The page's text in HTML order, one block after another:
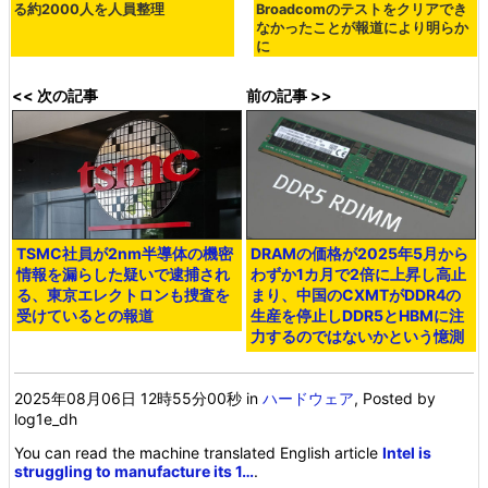
る約2000人を人員整理
Broadcomのテストをクリアでき
なかったことが報道により明らか
に
<< 次の記事
TSMC社員が2nm半導体の機密
情報を漏らした疑いで逮捕され
る、東京エレクトロンも捜査を
受けているとの報道
前の記事 >>
DRAMの価格が2025年5月から
わずか1カ月で2倍に上昇し高止
まり、中国のCXMTがDDR4の
生産を停止しDDR5とHBMに注
力するのではないかという憶測
2025年08月06日 12時55分00秒 inハードウェア, Posted by
log1e_dh
You can read the machine translated English articleIntel is
struggling to manufacture its 1….